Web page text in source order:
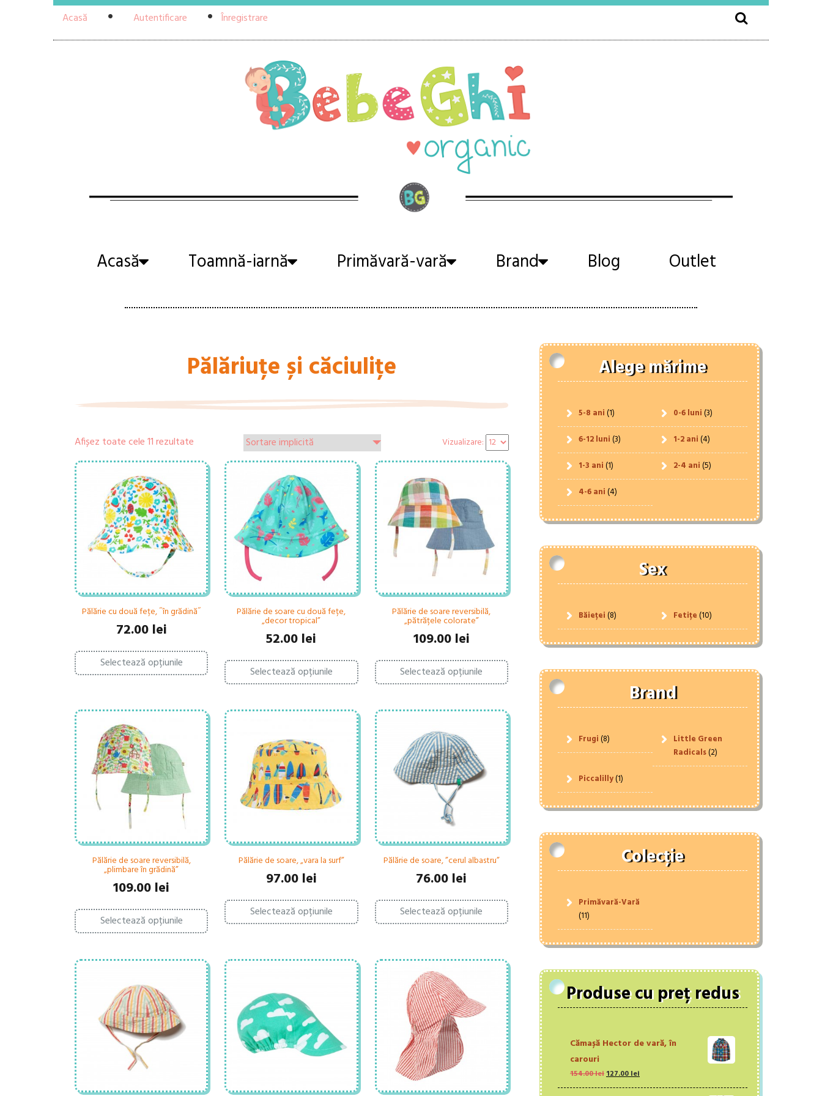
Acasă Autentificare Înregistrare
Acasă Toamnă-iarnă Primăvară-vară Brand Blog Outlet
Pălăriuțe și căciulițe
Afișez toate cele 11 rezultate Vizualizare:
Pălărie cu două fețe, ˝în grădină˝
72.00 lei
Selectează opțiunile
produs
are
variații.
Opțiunile
pot
fi
alese
în
pagina
produsului.
Pălărie de soare cu două fețe,
„decor tropical”
52.00 lei
Selectează opțiunile
Acest
produs
are
multe
variații.
Opțiunile
pot
fi
alese
în
pagina
produsului.
Pălărie de soare reversibilă,
„pătrățele colorate”
109.00 lei
Selectează opțiunile
Acest
produs
are
variații.
Opțiunile
pot
fi
alese
în
pagina
produsului.
Pălărie de soare reversibilă,
„plimbare în grădină”
109.00 lei
Selectează opțiunile
Acest
produs
are
multe
variații.
Opțiunile
pot
fi
alese
în
pagina
produsului.
Pălărie de soare, „vara la surf”
97.00 lei
Selectează opțiunile
Acest
produs
are
variații.
Opțiunile
pot
fi
alese
în
pagina
produsului.
Pălărie de soare, ”cerul albastru”
76.00 lei
Selectează opțiunile
Acest
produs
are
variații.
Opțiunile
pot
fi
alese
în
pagina
produsului.
Alege mărime
5-8 ani(1) 0-6 luni(3)
6-12 luni(3) 1-2 ani(4)
1-3 ani(1) 2-4 ani(5)
4-6 ani(4)
Sex
Băieței(8) Fetițe(10)
Brand
Frugi(8)
Little Green
Radicals(2)
Piccalilly(1)
Colecție
Primăvară-Vară
(11)
Produse cu preț redus
Cămașă Hector de vară, în
carouri
154.00leiPrețul
inițial
127.00leiPrețul
curent